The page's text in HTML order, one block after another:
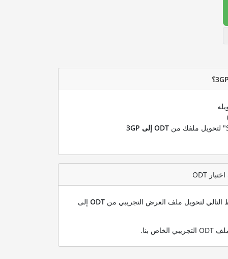
ODT إلى 3GP
التالي لتحويل ملف العرض التجريبي من ODT إلى
.